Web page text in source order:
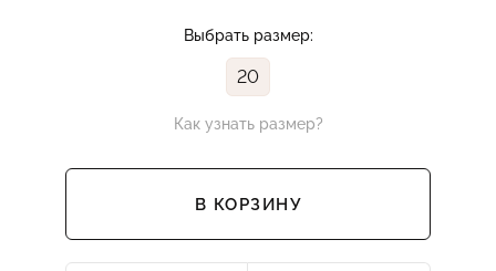
Выбрать размер:
20
Как узнать размер?
В КОРЗИНУ